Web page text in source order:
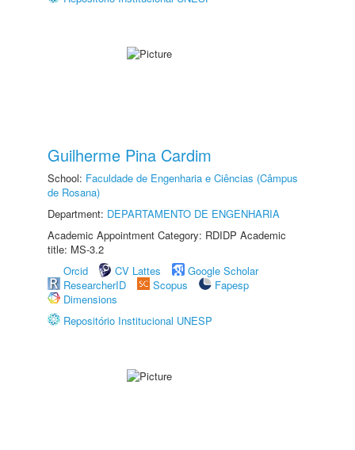
Guilherme Pina Cardim
School: Faculdade de Engenharia e Ciências (Câmpus
de Rosana)
Department: DEPARTAMENTO DE ENGENHARIA
Academic Appointment Category: RDIDP Academic
title: MS-3.2
Orcid
CV Lattes
Google Scholar
ResearcherID
Scopus
Fapesp
Dimensions
Repositório Institucional UNESP